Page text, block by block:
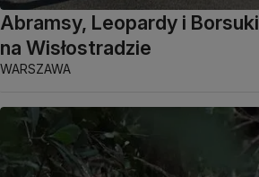
Abramsy, Leopardy i Borsuki
na Wisłostradzie
WARSZAWA